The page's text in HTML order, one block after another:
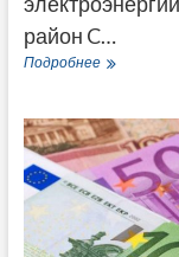
район C…
ПодробнееГрафик
по
Тбилиси
на
среду,
7
декабря